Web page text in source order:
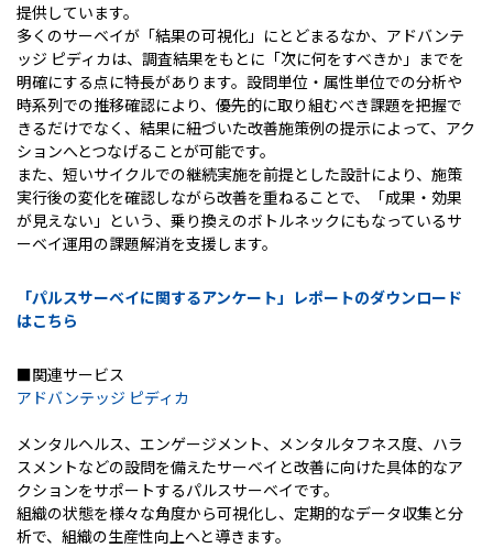
提供しています。
多くのサーベイが「結果の可視化」にとどまるなか、アドバンテ
ッジ ピディカは、調査結果をもとに「次に何をすべきか」までを
明確にする点に特長があります。設問単位・属性単位での分析や
時系列での推移確認により、優先的に取り組むべき課題を把握で
きるだけでなく、結果に紐づいた改善施策例の提示によって、アク
ションへとつなげることが可能です。
また、短いサイクルでの継続実施を前提とした設計により、施策
実行後の変化を確認しながら改善を重ねることで、「成果・効果
が見えない」という、乗り換えのボトルネックにもなっているサ
ーベイ運用の課題解消を支援します。
「パルスサーベイに関するアンケート」レポートのダウンロード
はこちら
■関連サービス
アドバンテッジ ピディカ
メンタルヘルス、エンゲージメント、メンタルタフネス度、ハラ
スメントなどの設問を備えたサーベイと改善に向けた具体的なア
クションをサポートするパルスサーベイです。
組織の状態を様々な角度から可視化し、定期的なデータ収集と分
析で、組織の生産性向上へと導きます。